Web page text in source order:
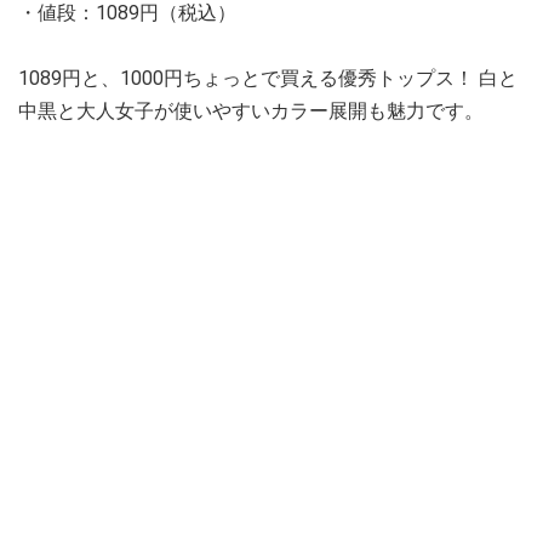
・値段：1089円（税込）
1089円と、1000円ちょっとで買える優秀トップス！ 白と
中黒と大人女子が使いやすいカラー展開も魅力です。